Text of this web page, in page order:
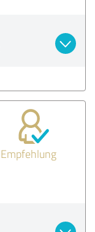
Empfehlung